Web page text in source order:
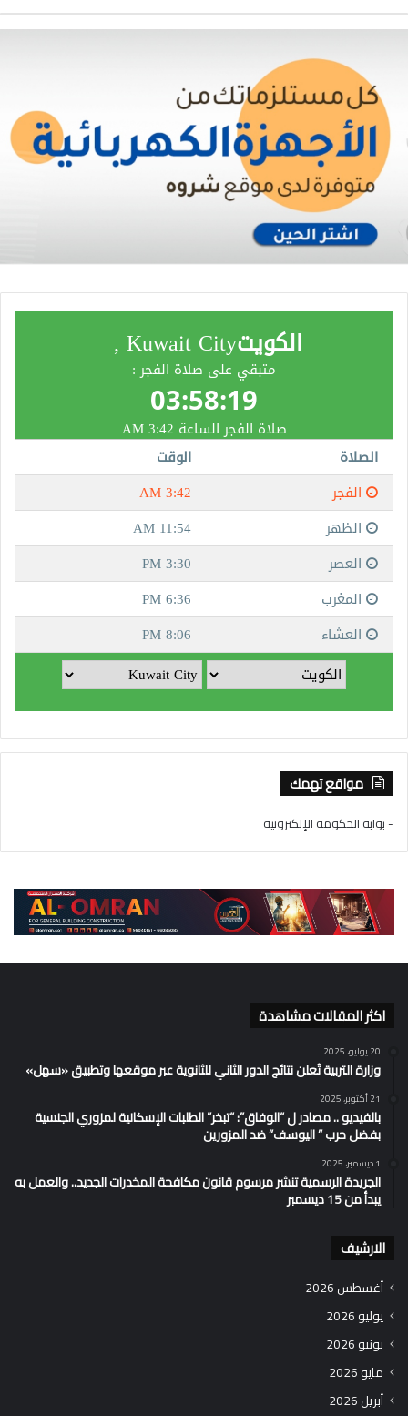
مواقع تهمك
- بوابة الحكومة الإلكترونية
اكثر المقالات مشاهدة
20 يوليو، 2025
وزارة التربية تُعلن نتائج الدور الثاني للثانوية عبر موقعها وتطبيق «سهل»
21 أكتوبر، 2025
بالفيديو .. مصادر ل “الوفاق”: “تبخر” الطلبات الإسكانية لمزوري الجنسية
بفضل حرب ” اليوسف” ضد المزورين
1 ديسمبر، 2025
الجريدة الرسمية تنشر مرسوم قانون مكافحة المخدرات الجديد.. والعمل به
يبدأ من 15 ديسمبر
الارشيف
أغسطس 2026
يوليو 2026
يونيو 2026
مايو 2026
أبريل 2026